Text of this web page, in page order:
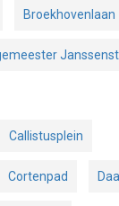
Broekhovenlaan
Callistusplein
Cortenpad